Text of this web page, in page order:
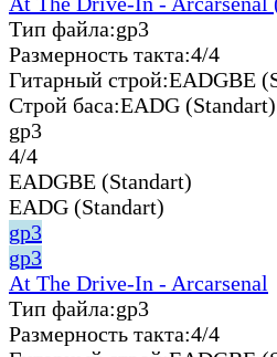
Тип файла:gp3
Размерность такта:4/4
Гитарный строй:EADGBE
Строй баса:EADG (Standart)
gp3
4/4
EADGBE (Standart)
EADG (Standart)
gp3
gp3
At The Drive-In - Arcarsenal
Тип файла:gp3
Размерность такта:4/4